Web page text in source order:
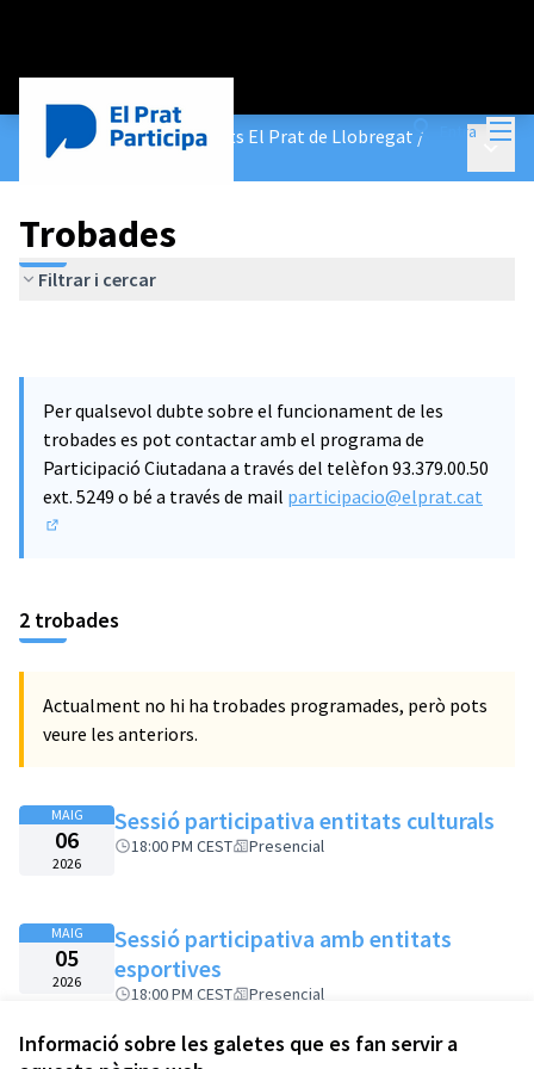
Informació sobre les galetes que es fan servir a
Entra
Pla Director d'Equipaments El Prat de Llobregat /
Trobades
Trobades
Filtrar i cercar
Per qualsevol dubte sobre el funcionament de les
trobades es pot contactar amb el programa de
Participació Ciutadana a través del telèfon 93.379.00.50
ext. 5249 o bé a través de mail participacio@elprat.cat
2 trobades
Actualment no hi ha trobades programades, però pots
veure les anteriors.
MAIG
06
2026
Sessió participativa entitats culturals
18:00 PM CEST Presencial
MAIG
05
2026
Sessió participativa amb entitats
esportives
18:00 PM CEST Presencial